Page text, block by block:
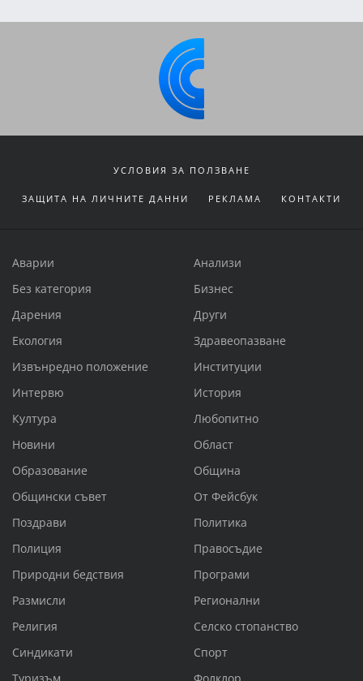
УСЛОВИЯ ЗА ПОЛЗВАНЕ
ЗАЩИТА НА ЛИЧНИТЕ ДАННИ РЕКЛАМА КОНТАКТИ
Аварии
Анализи
Без категория
Бизнес
Дарения
Други
Екология
Здравеопазване
Извънредно положение
Институции
Интервю
История
Култура
Любопитно
Новини
Област
Образование
Община
Общински съвет
От Фейсбук
Поздрави
Политика
Полиция
Правосъдие
Природни бедствия
Програми
Размисли
Регионални
Религия
Селско стопанство
Синдикати
Спорт